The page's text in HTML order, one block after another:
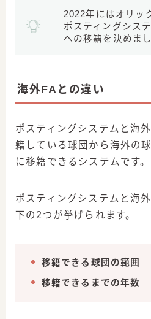
2022年にはオリッ
ポスティングシス
への移籍を決めまし
海外FAとの違い
ポスティングシステムと海
籍している球団から海外の
に移籍できるシステムです。
ポスティングシステムと海
下の2つが挙げられます。
移籍できる球団の範囲
移籍できるまでの年数